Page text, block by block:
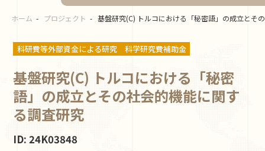
ホーム プロジェクト 基盤研究(C) トルコにおける「秘密語」の成立とそ
科研費等外部資金による研究 科学研究費補助金
基盤研究(C) トルコにおける「秘密
語」の成立とその社会的機能に関す
る調査研究
ID: 24K03848